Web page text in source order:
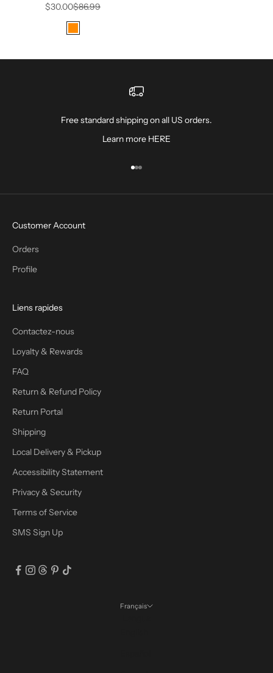
Prix de vente
$30.00Prix normal
$86.99
Orange
Free standard shipping on all US orders.
Learn more HERE
Aller à l'élément 1
Aller à l'élément 2
Aller à l'élément 3
Customer Account
Orders
Profile
Liens rapides
Contactez-nous
Loyalty & Rewards
FAQ
Return & Refund Policy
Return Portal
Shipping
Local Delivery & Pickup
Accessibility Statement
Privacy & Security
Terms of Service
SMS Sign Up
Français